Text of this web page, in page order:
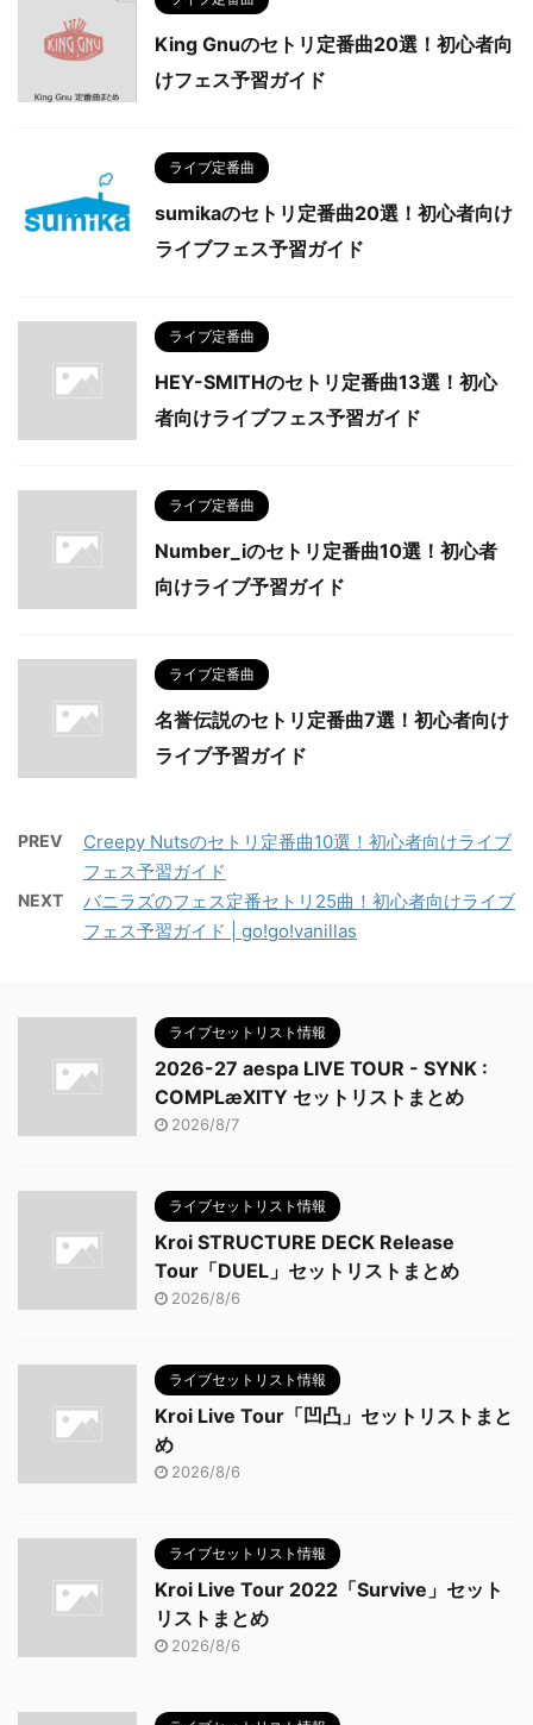
King Gnuのセトリ定番曲20選！初心者向
けフェス予習ガイド
ライブ定番曲
sumikaのセトリ定番曲20選！初心者向け
ライブフェス予習ガイド
ライブ定番曲
HEY-SMITHのセトリ定番曲13選！初心
者向けライブフェス予習ガイド
ライブ定番曲
Number_iのセトリ定番曲10選！初心者
向けライブ予習ガイド
ライブ定番曲
名誉伝説のセトリ定番曲7選！初心者向け
ライブ予習ガイド
PREV
Creepy Nutsのセトリ定番曲10選！初心者向けライブ
フェス予習ガイド
NEXT
バニラズのフェス定番セトリ25曲！初心者向けライブ
フェス予習ガイド | go!go!vanillas
ライブセットリスト情報
2026-27 aespa LIVE TOUR - SYNK :
COMPLæXITY セットリストまとめ
2026/8/7
ライブセットリスト情報
Kroi STRUCTURE DECK Release
Tour「DUEL」セットリストまとめ
2026/8/6
ライブセットリスト情報
Kroi Live Tour「凹凸」セットリストまと
め
2026/8/6
ライブセットリスト情報
Kroi Live Tour 2022「Survive」セット
リストまとめ
2026/8/6